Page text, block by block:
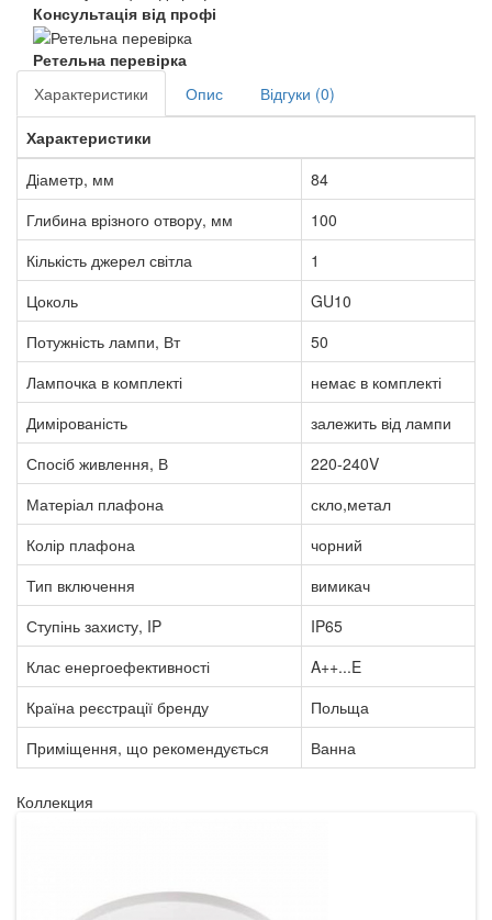
Консультація від профі
Ретельна перевірка
Характеристики
Опис
Відгуки (0)
Характеристики
Діаметр, мм
84
Глибина врізного отвору, мм
100
Кількість джерел світла
1
Цоколь
GU10
Потужність лампи, Вт
50
Лампочка в комплекті
немає в комплекті
Димірованість
залежить від лампи
Спосіб живлення, В
220-240V
Матеріал плафона
скло,метал
Колір плафона
чорний
Тип включення
вимикач
Ступінь захисту, IP
IP65
Клас енергоефективності
A++...E
Країна реєстрації бренду
Польща
Приміщення, що рекомендується
Ванна
Коллекция